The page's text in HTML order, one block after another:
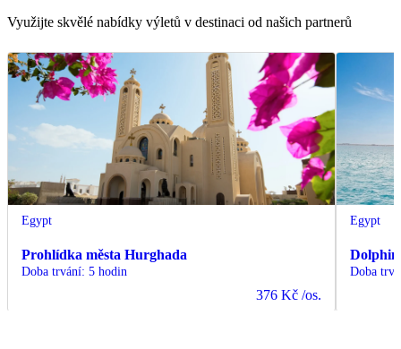
Využijte skvělé nabídky výletů v destinaci od našich partnerů
Egypt
Prohlídka města Hurghada
Doba trvání: 5 hodin
376 Kč /os.
Egypt
Dolphin
Doba